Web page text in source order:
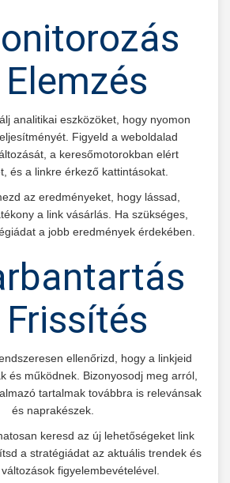
analitikai eszközöket, hogy nyomon
Figyeld a weboldalad
a keresőmotorokban elért
és a linkre érkező kattintásokat.
az eredményeket, hogy lássad,
a link vásárlás. Ha szükséges,
a jobb eredmények érdekében.
Frissítés
ellenőrizd, hogy a linkjeid
és működnek. Bizonyosodj meg arról,
tartalmak továbbra is relevánsak
és naprakészek.
keresd az új lehetőségeket link
a stratégiádat az aktuális trendek és
figyelembevételével.